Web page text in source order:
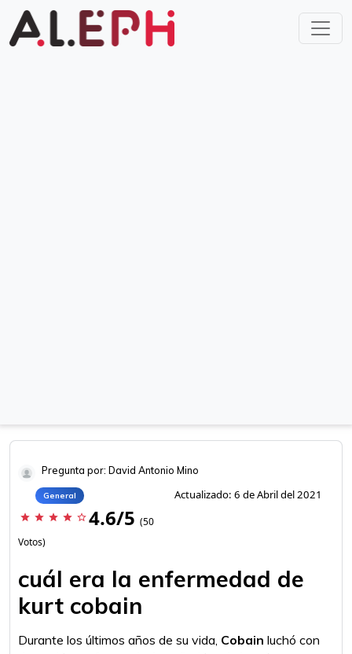
Pregunta por: David Antonio Mino
General Actualizado: 6 de Abril del 2021
star star star star star_border 4.6/5 (50
Votos)
cuál era la enfermedad de
kurt cobain
Durante los últimos años de su vida, Cobain luchó con